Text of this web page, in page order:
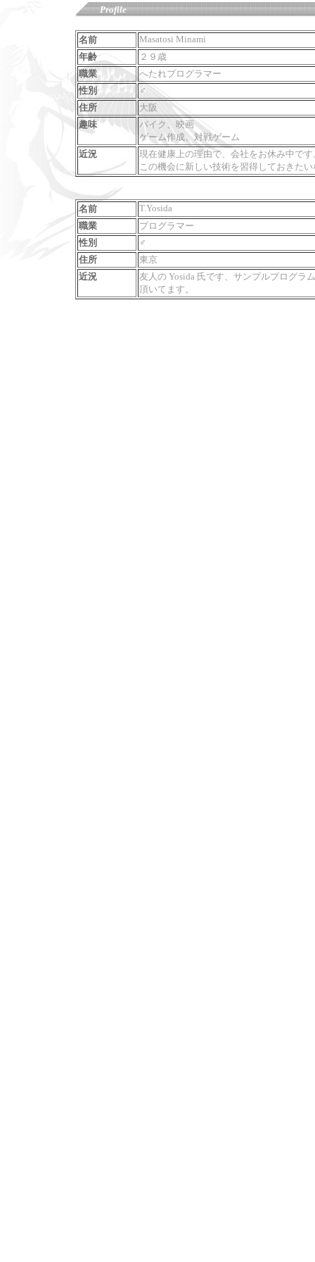
Profile
名前
Masatosi Minami
年齢
２９歳
職業
へたれプログラマー
性別
♂
住所
大阪
趣味
バイク、映画
ゲーム作成、対戦ゲーム
近況
現在健康上の理由で、会社をお休み中です
この機会に新しい技術を習得しておきた
名前
T.Yosida
職業
プログラマー
性別
♂
住所
東京
近況
友人の Yosida 氏です、サンプルプログラ
頂いてます。